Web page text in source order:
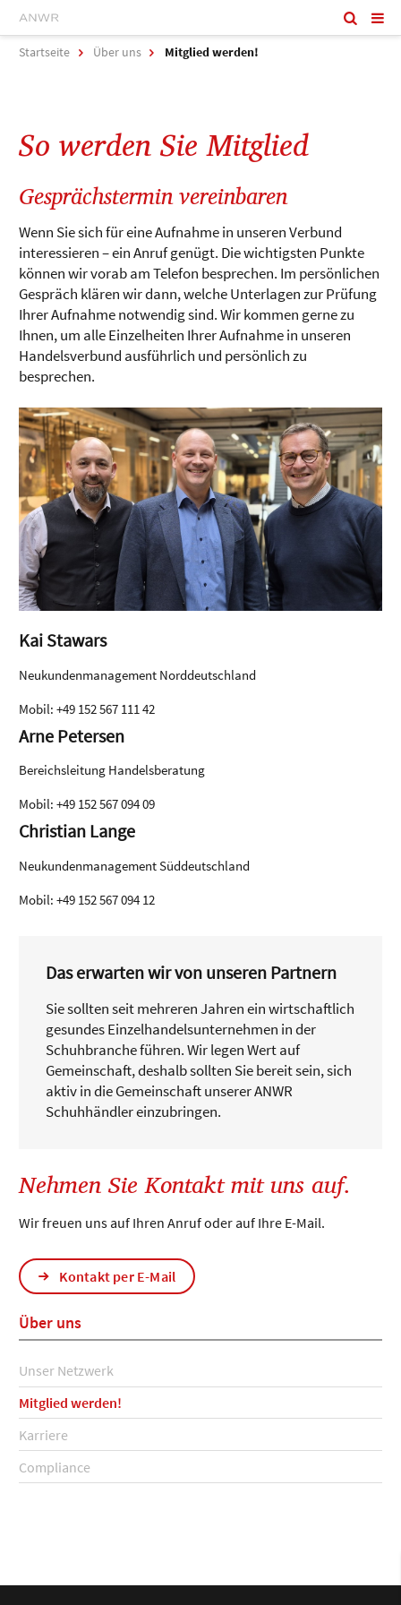
Startseite Über uns Mitglied werden!
So werden Sie Mitglied
Gesprächstermin vereinbaren
Wenn Sie sich für eine Aufnahme in unseren Verbund
interessieren – ein Anruf genügt. Die wichtigsten Punkte
können wir vorab am Telefon besprechen. Im persönlichen
Gespräch klären wir dann, welche Unterlagen zur Prüfung
Ihrer Aufnahme notwendig sind. Wir kommen gerne zu
Ihnen, um alle Einzelheiten Ihrer Aufnahme in unseren
Handelsverbund ausführlich und persönlich zu
besprechen.
Kai Stawars
Neukundenmanagement Norddeutschland
Mobil: +49 152 567 111 42
Arne Petersen
Bereichsleitung Handelsberatung
Mobil: +49 152 567 094 09
Christian Lange
Neukundenmanagement Süddeutschland
Mobil: +49 152 567 094 12
Das erwarten wir von unseren Partnern
Sie sollten seit mehreren Jahren ein wirtschaftlich
gesundes Einzelhandelsunternehmen in der
Schuhbranche führen. Wir legen Wert auf
Gemeinschaft, deshalb sollten Sie bereit sein, sich
aktiv in die Gemeinschaft unserer ANWR
Schuhhändler einzubringen.
Nehmen Sie Kontakt mit uns auf.
Wir freuen uns auf Ihren Anruf oder auf Ihre E-Mail.
Kontakt per E-Mail
Über uns
Unser Netzwerk
Mitglied werden!
Karriere
Compliance